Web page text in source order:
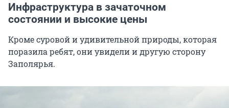
Инфраструктура в зачаточном
состоянии и высокие цены
Кроме суровой и удивительной природы, которая
поразила ребят, они увидели и другую сторону
Заполярья.